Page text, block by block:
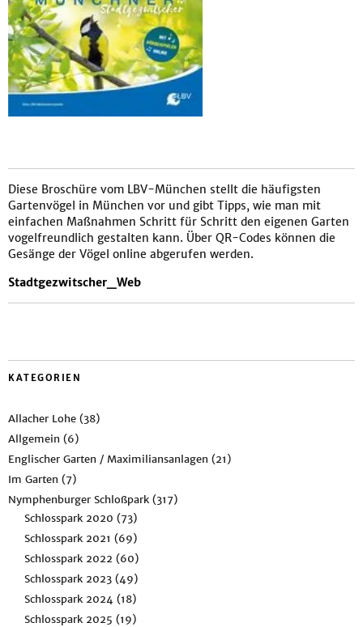
Diese Broschüre vom LBV-München stellt die häufigsten
Gartenvögel in München vor und gibt Tipps, wie man mit
einfachen Maßnahmen Schritt für Schritt den eigenen Garten
vogelfreundlich gestalten kann. Über QR-Codes können die
Gesänge der Vögel online abgerufen werden.
Stadtgezwitscher_Web
KATEGORIEN
Allacher Lohe (38)
Allgemein (6)
Englischer Garten / Maximiliansanlagen (21)
Im Garten (7)
Nymphenburger Schloßpark (317)
Schlosspark 2020 (73)
Schlosspark 2021 (69)
Schlosspark 2022 (60)
Schlosspark 2023 (49)
Schlosspark 2024 (18)
Schlosspark 2025 (19)